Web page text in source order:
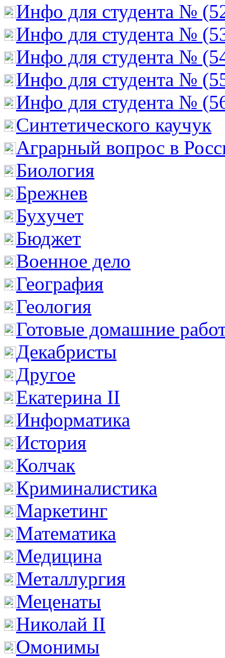
Инфо для студента №
Инфо для студента №
Инфо для студента №
Инфо для студента №
Инфо для студента №
Cинтетического каучук
Аграрный вопрос в
Биология
Брежнев
Бухучет
Бюджет
Военное дело
География
Геология
Готовые домашние
Декабристы
Другое
Екатерина II
Информатика
История
Колчак
Криминалистика
Маркетинг
Математика
Медицина
Металлургия
Меценаты
Николай II
Омонимы